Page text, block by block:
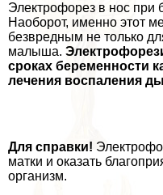
Электрофорез в нос при
Наоборот, именно этот
безвредным не только
малыша.
сроках беременности
лечения воспаления
Для справки!
матки и оказать
организм.